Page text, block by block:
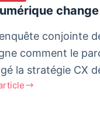
conjointe
comment le
la stratégie CX